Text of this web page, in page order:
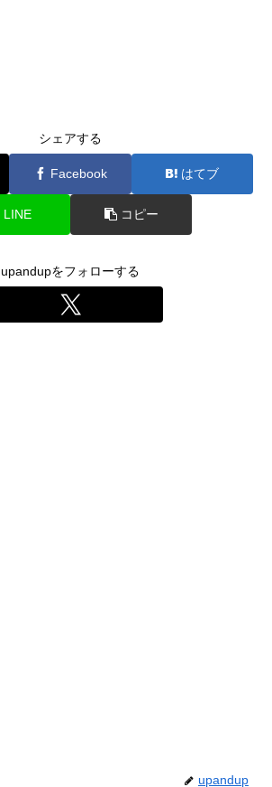
シェアする
Facebook はてブ
LINE コピー
upandupをフォローする
upandup